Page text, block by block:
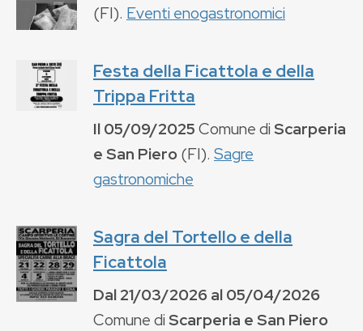
(FI). Eventi enogastronomici
Festa della Ficattola e della
Trippa Fritta
Il05/09/2025Comune diScarperia
e San Piero(FI). Sagre
gastronomiche
Sagra del Tortello e della
Ficattola
Dal21/03/2026al05/04/2026
Comune diScarperia e San Piero